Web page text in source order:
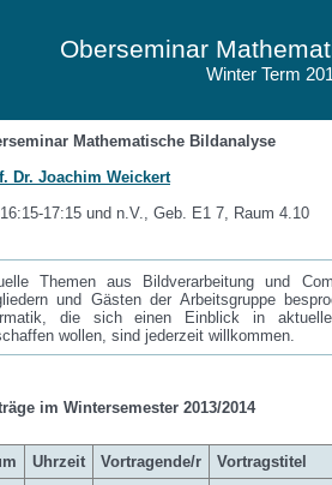
Oberseminar
Winter Term
Mathematische Bildanalyse
Dr. Joachim Weickert
17:15 und n.V., Geb. E1 7, Raum 4.10
Themen aus Bildverarbeitung und
und Gästen der Arbeitsgruppe
die sich einen Einblick in aktuelle
wollen, sind jederzeit willkommen.
im Wintersemester 2013/2014
Uhrzeit Vortragende/r Vortragstitel